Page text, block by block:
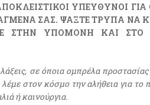
ΥΠΕΥΘΥΝΟΙ
ΣΑΣ. ΨΑΞΤΕ ΤΡΥΠΑ ΝΑ
ΣΤΗΝ ΥΠΟΜΟΝΗ ΚΑΙ ΣΤΟ
σε όποια ομπρέλα
στον κόσμο την αλήθεια για
ή καινούργια.